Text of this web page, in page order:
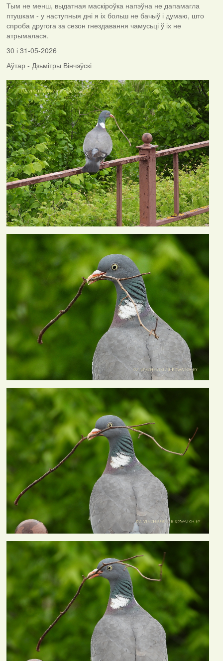
Тым не менш, выдатная маскіроўка напэўна не дапамагла
птушкам - у наступныя дні я іх больш не бачыў і думаю, што
спроба другога за сезон гнездавання чамусьці ў іх не
атрымалася.
30 і 31-05-2026
Аўтар - Дзьмітры Вінчэўскі